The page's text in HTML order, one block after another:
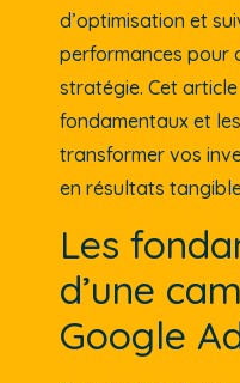
d’optimisation et
performances pour
stratégie. Cet
fondamentaux et
transformer vos
en résultats
Les
d’une
Google